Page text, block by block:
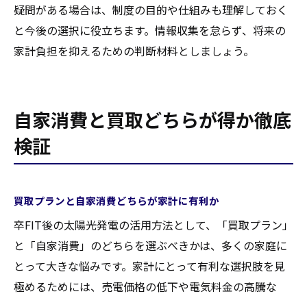
疑問がある場合は、制度の目的や仕組みも理解しておく
と今後の選択に役立ちます。情報収集を怠らず、将来の
家計負担を抑えるための判断材料としましょう。
自家消費と買取どちらが得か徹底
検証
買取プランと自家消費どちらが家計に有利か
卒FIT後の太陽光発電の活用方法として、「買取プラン」
と「自家消費」のどちらを選ぶべきかは、多くの家庭に
とって大きな悩みです。家計にとって有利な選択肢を見
極めるためには、売電価格の低下や電気料金の高騰な